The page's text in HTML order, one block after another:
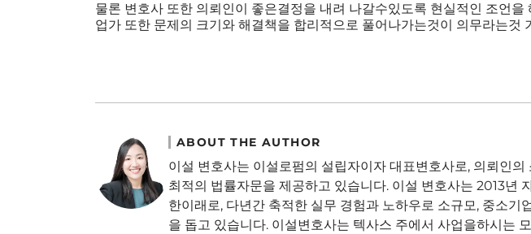
물론 변호사 또한 의뢰인이 좋은결정을 내려 나갈수있도록 현실적인 조언을
업가 또한 문제의 크기와 해결책을 합리적으로 풀어나가는것이 의무라는것
ABOUT THE AUTHOR
이설 변호사는 이설로펌의 설립자이자 대표변호사로, 의뢰인의
최적의 법률자문을 제공하고 있습니다. 이설 변호사는 2013년
한이래로, 다년간 축적한 실무 경험과 노하우로 소규모, 중소기
을 돕고 있습니다. 이설변호사는 텍사스 주에서 사업을하시는